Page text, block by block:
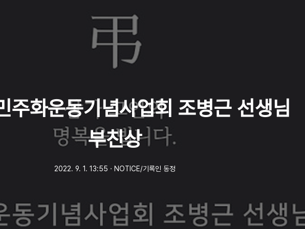
주화운동기념사업회 조병근 선생님
부친상
2022. 9. 1. 13:55 ㆍ NOTICE/기록인 동정